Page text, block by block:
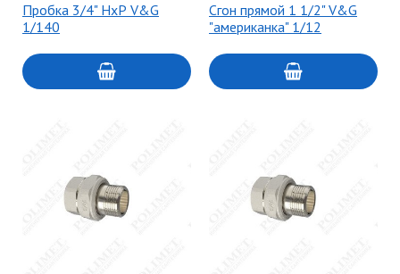
Пробка 3/4" НхР V&G
1/140
Сгон прямой 1 1/2" V&G
"американка" 1/12